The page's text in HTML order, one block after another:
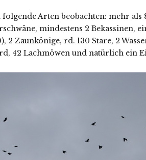
Arten beobachten: mehr als
mindestens 2 Bekassinen,
2 Zaunkönige, rd. 130 Stare, 2
42 Lachmöwen und natürlich ein